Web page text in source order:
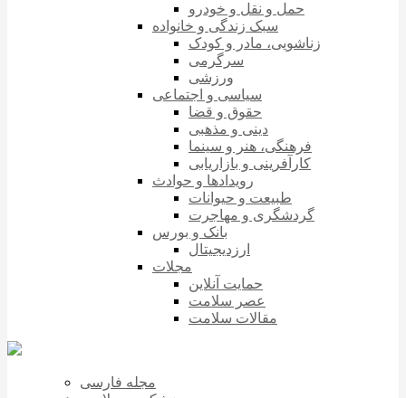
حمل و نقل و خودرو
سبک زندگی و خانواده
زناشویی، مادر و کودک
سرگرمی
ورزشی
سیاسی و اجتماعی
حقوق و قضا
دینی و مذهبی
فرهنگی، هنر و سینما
کارآفرینی و بازاریابی
رویدادها و حوادث
طبیعت و حیوانات
گردشگری و مهاجرت
بانک و بورس
ارزدیجیتال
مجلات
حمایت آنلاین
عصر سلامت
مقالات سلامت
مجله فارسی